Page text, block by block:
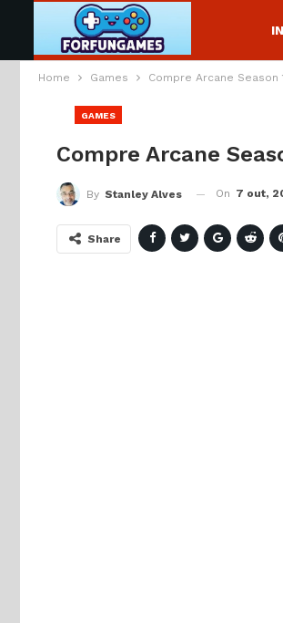
Home Games Compre Arcane
GAMES
Compre Arcane
By Stanley Alves On 7 out,
Share